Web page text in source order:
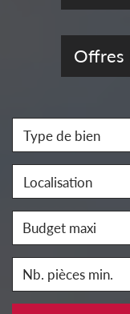
Offres
Type de bien
Localisation